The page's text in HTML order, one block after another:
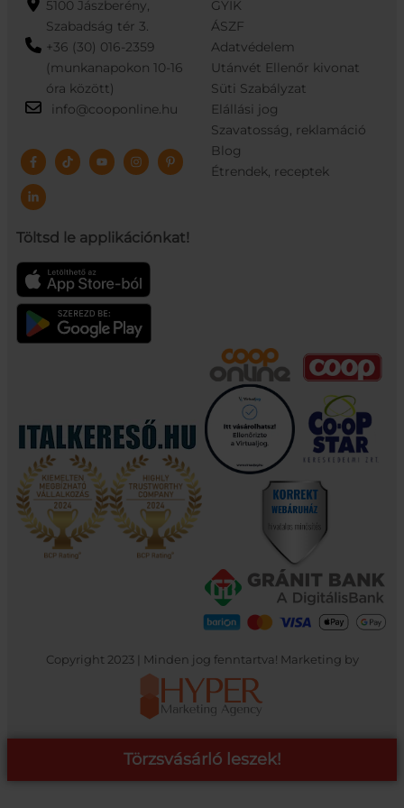
5100 Jászberény,
Szabadság tér 3.
+36 (30) 016-2359
(munkanapokon 10-16
óra között)
info@cooponline.hu
Töltsd le applikációnkat!
GYIK
ÁSZF
Adatvédelem
Utánvét Ellenőr kivonat
Süti Szabályzat
Elállási jog
Szavatosság, reklamáció
Blog
Étrendek, receptek
Copyright 2023 | Minden jog fenntartva! Marketing by
Törzsvásárló leszek!